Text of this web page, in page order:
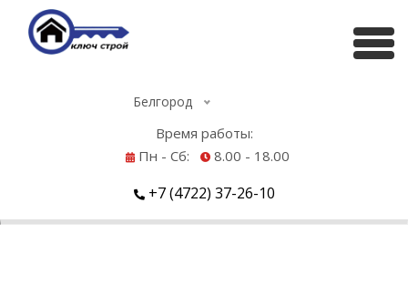
Белгород
Время работы:
Пн - Сб:
8.00 - 18.00
+7 (4722) 37-26-10